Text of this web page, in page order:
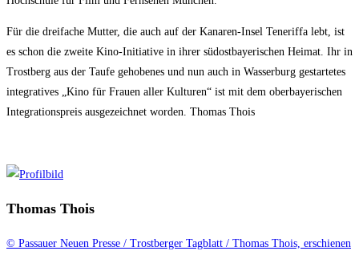
Für die dreifache Mutter, die auch auf der Kanaren-Insel Teneriffa lebt, ist
es schon die zweite Kino-Initiative in ihrer südostbayerischen Heimat. Ihr in
Trostberg aus der Taufe gehobenes und nun auch in Wasserburg gestartetes
integratives „Kino für Frauen aller Kulturen“ ist mit dem oberbayerischen
Integrationspreis ausgezeichnet worden. Thomas Thois
Thomas Thois
© Passauer Neuen Presse / Trostberger Tagblatt / Thomas Thois, erschienen